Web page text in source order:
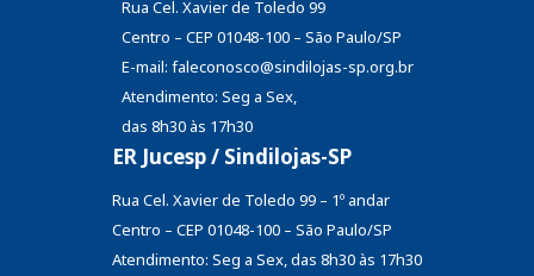
Rua Cel. Xavier de Toledo 99
Centro – CEP 01048-100 – São Paulo/SP
E-mail: faleconosco@sindilojas-sp.org.br
Atendimento: Seg a Sex,
das 8h30 às 17h30
ER Jucesp / Sindilojas-SP
Rua Cel. Xavier de Toledo 99 – 1º andar
Centro – CEP 01048-100 – São Paulo/SP
Atendimento: Seg a Sex, das 8h30 às 17h30